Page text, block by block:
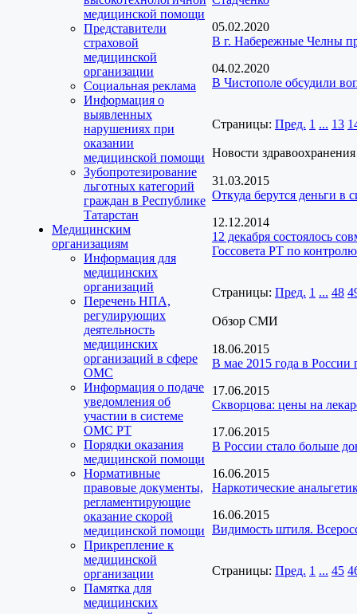
медицинской помощи
Представители
страховой
медицинской
организации
Социальная реклама
Информация о
выявленных
нарушениях при
оказании
медицинской помощи
Зубопротезирование
льготных категорий
граждан в Республике
Татарстан
Медицинским
организациям
Информация для
медицинских
организаций
Перечень НПА,
регулирующих
деятельность
медицинских
организаций в сфере
ОМС
Информация о подаче
уведомления об
участии в системе
ОМС РТ
Порядки оказания
медицинской помощи
Нормативные
правовые документы,
регламентирующие
оказание скорой
медицинской помощи
Прикрепление к
медицинской
организации
Памятка для
медицинских
05.02.2020
В г. Набережные Челны
04.02.2020
В Чистополе обсудили
Страницы: Пред. 1 ... 13
Новости здравоохранения
31.03.2015
Откуда берутся деньги в
12.12.2014
12 декабря состоялось
Госсовета РТ по
Страницы: Пред. 1 ... 48
Обзор СМИ
18.06.2015
В мае 2015 года в России
17.06.2015
Скворцова: цены на
17.06.2015
В России стало больше
16.06.2015
Наркотические
16.06.2015
Видимость штиля.
Страницы: Пред. 1 ... 45